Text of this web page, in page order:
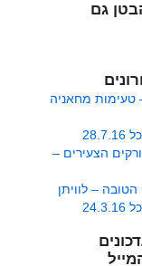
גם
טעימות מחאניה
הצעירים –
– לוויתן